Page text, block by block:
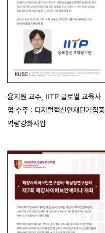
윤지원 교수, IITP 글로벌 교육사
업 수주 : 디지털혁신인재단기집중
역량강화사업